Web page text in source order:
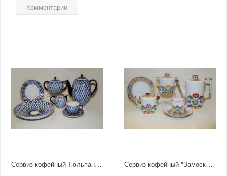
Комментарии
Сервиз кофейный Тюльпан "Кобальтовая сетка" 6/20 Сервиз кофейный "Замоскворечье" 6/20